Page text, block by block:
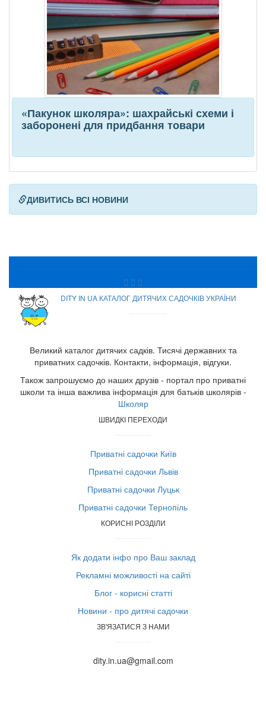
«Пакунок школяра»: шахрайські схеми і
заборонені для придбання товари
ДИВИТИСЬ ВСІ НОВИНИ
DITY IN UA КАТАЛОГ ДИТЯЧИХ САДОЧКІВ УКРАЇНИ
Великий каталог дитячих садків. Тисячі державних та
приватних садочків. Контакти, інформація, відгуки.
Також запрошуємо до наших друзів - портал про приватні
школи та інша важлива інформація для батьків школярів -
Школяр
ШВИДКІ ПЕРЕХОДИ
Приватні садочки Київ
Приватні садочки Львів
Приватні садочки Луцьк
Приватні садочки Тернопіль
КОРИСНІ РОЗДІЛИ
Як додати інфо про Ваш заклад
Рекламні можливості на сайті
Блог - корисні статті
Новини - про дитячі садочки
ЗВ'ЯЗАТИСЯ З НАМИ
dity.in.ua@gmail.com